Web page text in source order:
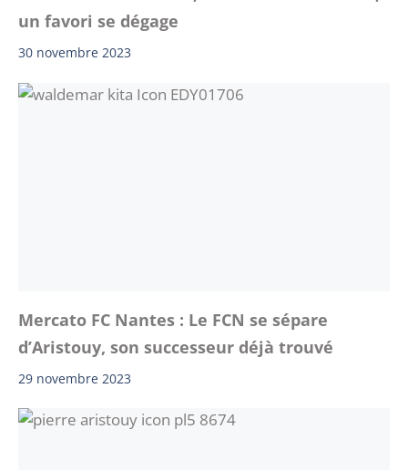
un favori se dégage
30 novembre 2023
Mercato FC Nantes : Le FCN se sépare
d’Aristouy, son successeur déjà trouvé
29 novembre 2023